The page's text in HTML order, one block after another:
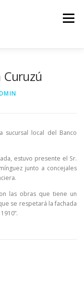
Menú
Curuzú
sucursal local del Banco
estuvo presente el Sr.
junto a concejales
las obras que tiene un
se respetará la fachada